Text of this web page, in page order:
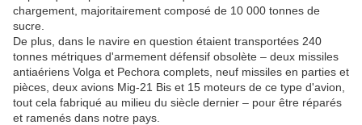
chargement, majoritairement composé de 10 000 tonnes de
sucre.
De plus, dans le navire en question étaient transportées 240
tonnes métriques d'armement défensif obsolète – deux missiles
antiaériens Volga et Pechora complets, neuf missiles en parties et
pièces, deux avions Mig-21 Bis et 15 moteurs de ce type d'avion,
tout cela fabriqué au milieu du siècle dernier – pour être réparés
et ramenés dans notre pays.